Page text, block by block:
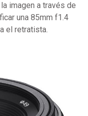
imagen a través de
una 85mm f1.4
el retratista.